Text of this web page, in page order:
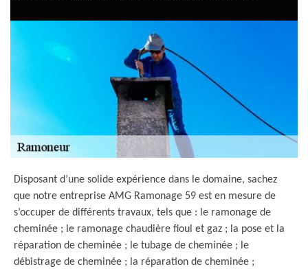
Disposant d’une solide expérience dans le domaine, sachez
que notre entreprise AMG Ramonage 59 est en mesure de
s’occuper de différents travaux, tels que : le ramonage de
cheminée ; le ramonage chaudière fioul et gaz ; la pose et la
réparation de cheminée ; le tubage de cheminée ; le
débistrage de cheminée ; la réparation de cheminée ;